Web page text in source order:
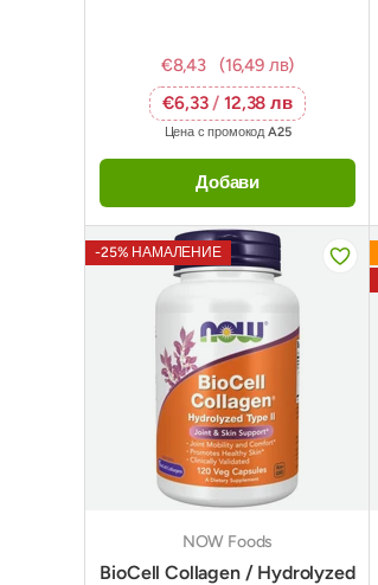
€8,43
(16,49 лв)
€6,33 / 12,38 лв
Цена с промокод A25
Добави
-25% НАМАЛЕНИЕ
NOW Foods
BioCell Collagen / Hydrolyzed